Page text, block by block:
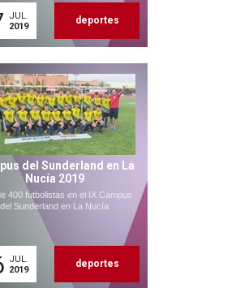
JUL.
2019
deportes
del Sunderland en La
Nucía 2019
400 futbolistas en el IX Campus
del Sunderland en La Nucía
JUL.
2019
deportes